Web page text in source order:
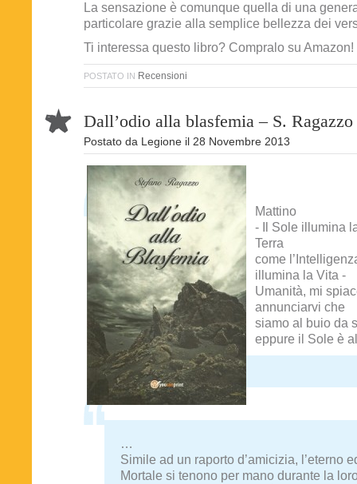
La sensazione è comunque quella di una
particolare grazie alla semplice bellezza dei
Ti interessa questo libro? Compralo su Amazon!
POSTATO IN Recensioni
Dall’odio alla blasfemia – S. Ragazzo
Postato da Legione il 28 Novembre 2013
Mattino
- Il Sole illumina
Terra
come
illumina la Vita -
Umanità, mi
annunciarvi che
siamo al buio da
eppure il Sole è
…
Simile ad un raporto d’amicizia, l’eterno
Mortale si tenono per mano durante la